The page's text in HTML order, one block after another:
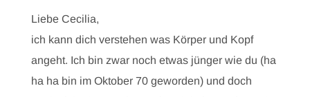
Liebe Cecilia,
ich kann dich verstehen was Körper und Kopf
angeht. Ich bin zwar noch etwas jünger wie du (ha
ha ha bin im Oktober 70 geworden) und doch